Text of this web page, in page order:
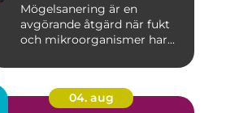
Mögelsanering är en
avgörande åtgärd när fukt
och mikroorganismer har...
04. aug